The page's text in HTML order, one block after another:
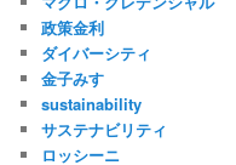
政策金利
ダイバーシティ
金子みすゞ
sustainability
サステナビリティ
ロッシーニ